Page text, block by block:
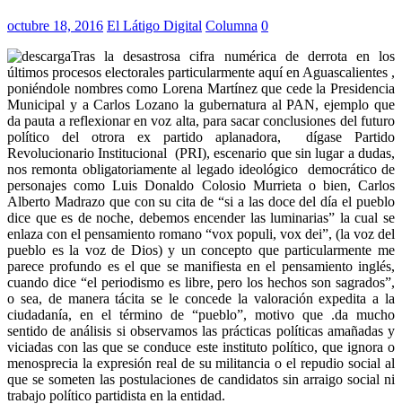
octubre 18, 2016 El Látigo Digital Columna 0
Tras la desastrosa cifra numérica de derrota en los
últimos procesos electorales particularmente aquí en Aguascalientes ,
poniéndole nombres como Lorena Martínez que cede la Presidencia
Municipal y a Carlos Lozano la gubernatura al PAN, ejemplo que
da pauta a reflexionar en voz alta, para sacar conclusiones del futuro
político del otrora ex partido aplanadora, dígase Partido
Revolucionario Institucional (PRI), escenario que sin lugar a dudas,
nos remonta obligatoriamente al legado ideológico democrático de
personajes como Luis Donaldo Colosio Murrieta o bien, Carlos
Alberto Madrazo que con su cita de “si a las doce del día el pueblo
dice que es de noche, debemos encender las luminarias” la cual se
enlaza con el pensamiento romano “vox populi, vox dei”, (la voz del
pueblo es la voz de Dios) y un concepto que particularmente me
parece profundo es el que se manifiesta en el pensamiento inglés,
cuando dice “el periodismo es libre, pero los hechos son sagrados”,
o sea, de manera tácita se le concede la valoración expedita a la
ciudadanía, en el término de “pueblo”, motivo que .da mucho
sentido de análisis si observamos las prácticas políticas amañadas y
viciadas con las que se conduce este instituto político, que ignora o
menosprecia la expresión real de su militancia o el repudio social al
que se someten las postulaciones de candidatos sin arraigo social ni
trabajo político partidista en la entidad.